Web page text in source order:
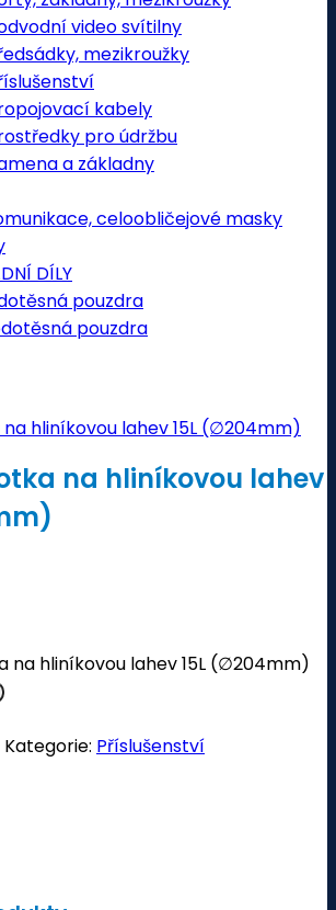
video svítilny
mezikroužky
kabely
pro údržbu
a základny
celoobličejové masky
DÍLY
pouzdra
pouzdra
na hliníkovou lahev
na hliníkovou lahev 15L (∅204mm)
Kategorie: Příslušenství